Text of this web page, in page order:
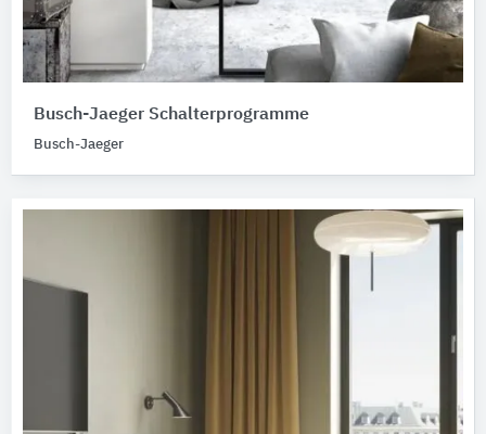
Busch-Jaeger Schalterprogramme
Busch-Jaeger